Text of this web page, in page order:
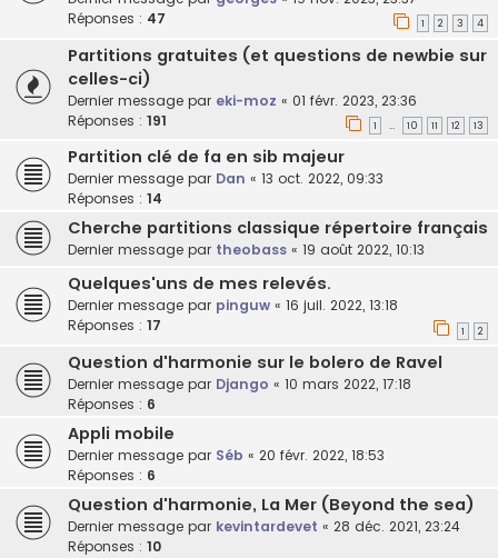
Réponses : 47 1 2 3 4
Partitions gratuites (et questions de newbie sur
celles-ci)
Dernier message par eki-moz « 01 févr. 2023, 23:36
Réponses : 191 1 … 10 11 12 13
Partition clé de fa en sib majeur
Dernier message par Dan « 13 oct. 2022, 09:33
Réponses : 14
Cherche partitions classique répertoire français
Dernier message par theobass « 19 août 2022, 10:13
Quelques'uns de mes relevés.
Dernier message par pinguw « 16 juil. 2022, 13:18
Réponses : 17 1 2
Question d'harmonie sur le bolero de Ravel
Dernier message par Django « 10 mars 2022, 17:18
Réponses : 6
Appli mobile
Dernier message par Séb « 20 févr. 2022, 18:53
Réponses : 6
Question d'harmonie, La Mer (Beyond the sea)
Dernier message par kevintardevet « 28 déc. 2021, 23:24
Réponses : 10